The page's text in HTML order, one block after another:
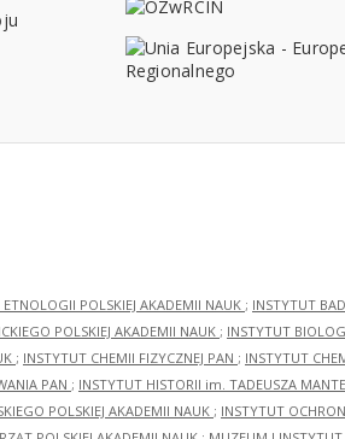
POLSKIEJ AKADEMII NAUK ; INSTYTUT
POLSKIEJ AKADEMII NAUK ; INSTYTUT
; INSTYTUT CHEMII FIZYCZNEJ PAN ; INSTYTUT
PAN ; INSTYTUT HISTORII im. TADEUSZA
POLSKIEJ AKADEMII NAUK ; INSTYTUT